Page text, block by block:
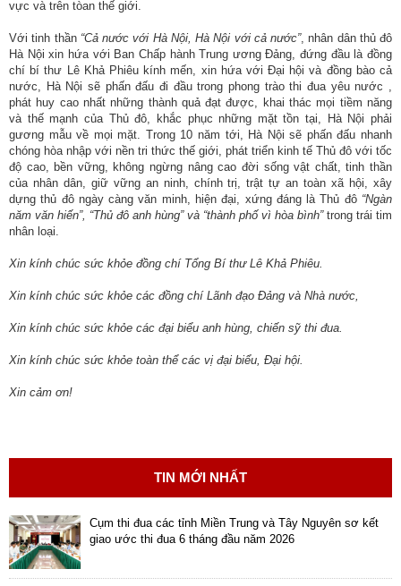
vực và trên tòan thế giới.
Với tinh thần “Cả nước với Hà Nội, Hà Nội với cả nước”, nhân dân thủ đô
Hà Nội xin hứa với Ban Chấp hành Trung ương Đảng, đứng đầu là đồng
chí bí thư Lê Khả Phiêu kính mến, xin hứa với Đại hội và đồng bào cả
nước, Hà Nội sẽ phấn đấu đi đầu trong phong trào thi đua yêu nước ,
phát huy cao nhất những thành quả đạt được, khai thác mọi tiềm năng
và thế mạnh của Thủ đô, khắc phục những mặt tồn tại, Hà Nội phải
gương mẫu về mọi mặt. Trong 10 năm tới, Hà Nội sẽ phấn đấu nhanh
chóng hòa nhập với nền tri thức thế giới, phát triển kinh tế Thủ đô với tốc
độ cao, bền vững, không ngừng nâng cao đời sống vật chất, tinh thần
của nhân dân, giữ vững an ninh, chính trị, trật tự an toàn xã hội, xây
dựng thủ đô ngày càng văn minh, hiện đại, xứng đáng là Thủ đô “Ngàn
năm văn hiến”, “Thủ đô anh hùng” và “thành phố vì hòa bình”trong trái tim
nhân loại.
Xin kính chúc sức khỏe đồng chí Tổng Bí thư Lê Khả Phiêu.
Xin kính chúc sức khỏe các đồng chí Lãnh đạo Đảng và Nhà nước,
Xin kính chúc sức khỏe các đại biểu anh hùng, chiến sỹ thi đua.
Xin kính chúc sức khỏe toàn thể các vị đại biểu, Đại hội.
Xin cảm ơn!
TIN MỚI NHẤT
Cụm thi đua các tỉnh Miền Trung và Tây Nguyên sơ kết
giao ước thi đua 6 tháng đầu năm 2026